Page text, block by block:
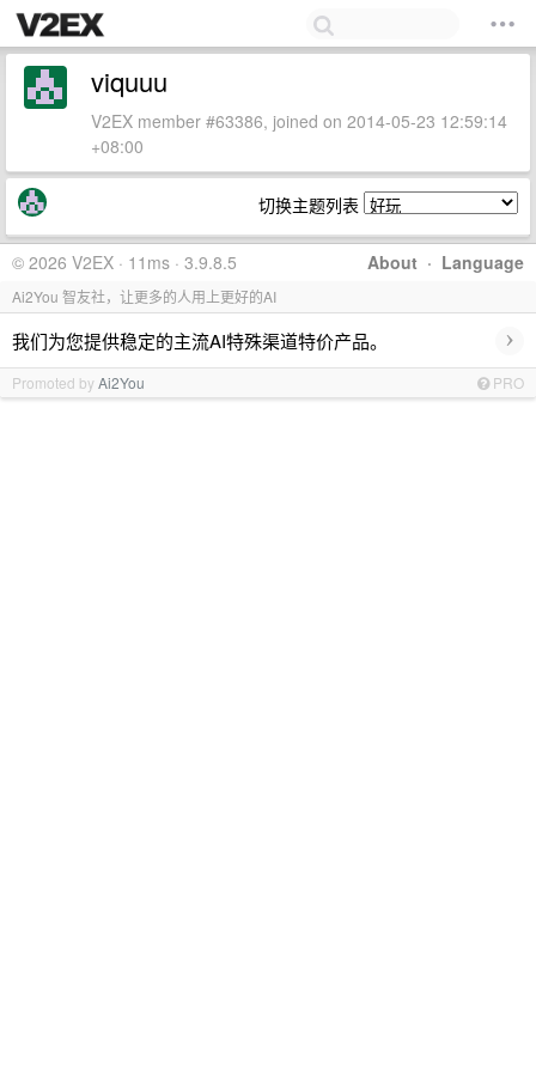
viquuu
V2EX member #63386, joined on 2014-05-23 12:59:14
+08:00
切换主题列表
About · Language
© 2026 V2EX · 11ms · 3.9.8.5
Ai2You 智友社，让更多的人用上更好的AI
我们为您提供稳定的主流AI特殊渠道特价产品。 ›
Promoted byAi2You PRO